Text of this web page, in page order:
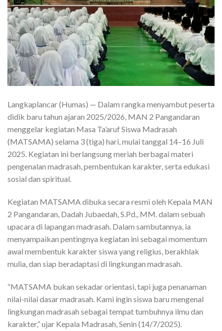
Langkaplancar (Humas) — Dalam rangka menyambut peserta
didik baru tahun ajaran 2025/2026, MAN 2 Pangandaran
menggelar kegiatan Masa Ta’aruf Siswa Madrasah
(MATSAMA) selama 3 (tiga) hari, mulai tanggal 14–16 Juli
2025. Kegiatan ini berlangsung meriah berbagai materi
pengenalan madrasah, pembentukan karakter, serta edukasi
sosial dan spiritual.
Kegiatan MATSAMA dibuka secara resmi oleh Kepala MAN
2 Pangandaran, Dadah Jubaedah, S.Pd., MM. dalam sebuah
upacara di lapangan madrasah. Dalam sambutannya, ia
menyampaikan pentingnya kegiatan ini sebagai momentum
awal membentuk karakter siswa yang religius, berakhlak
mulia, dan siap beradaptasi di lingkungan madrasah.
“MATSAMA bukan sekadar orientasi, tapi juga penanaman
nilai-nilai dasar madrasah. Kami ingin siswa baru mengenal
lingkungan madrasah sebagai tempat tumbuhnya ilmu dan
karakter,” ujar Kepala Madrasah, Senin (14/7/2025).